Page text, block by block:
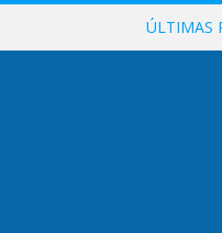
ÚLTIMAS